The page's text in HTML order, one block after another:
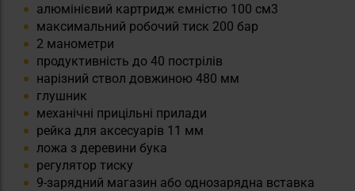
алюмінієвий картридж ємністю 100 cм3
максимальний робочий тиск 200 бар
2 манометри
продуктивність до 40 пострілів
нарізний ствол довжиною 480 мм
глушник
механічні прицільні прилади
рейка для аксесуарів 11 мм
ложа з деревини бука
регулятор тиску
9-зарядний магазин або однозарядна вставка